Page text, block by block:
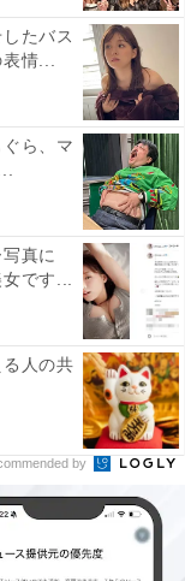
たバス
表情...
ら、マ
真に
女です...
る人の共
by